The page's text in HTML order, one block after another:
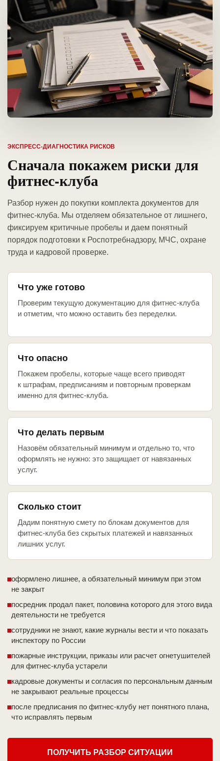
ЭКСПРЕСС-ДИАГНОСТИКА РИСКОВ
Сначала покажем риски для
фитнес-клуба
Разбор нужен до покупки комплекта документов для
фитнес-клуба. Мы отделяем обязательное от лишнего,
фиксируем критичные пробелы и даем понятный
порядок подготовки к Роспотребнадзору, МЧС, охране
труда и кадровой проверке.
Что уже готово
Проверим текущую документацию для фитнес-клуба
и отметим, что можно оставить без переделки.
Что опасно
Покажем пробелы, которые чаще всего приводят
к штрафам, предписаниям и повторным проверкам
именно для фитнес-клуба.
Что делать первым
Назовём обязательный минимум и отдельно то, что
оформлять не нужно: это защищает от навязанных
услуг.
Сколько стоит
Дадим понятную смету по блокам документов для
фитнес-клуба без скрытых платежей и навязанных
лишних услуг.
оформлено лишнее, а обязательный минимум при этом
не закрыт
посредник продал пакет, половина которого для этого вида
деятельности не требуется
сотрудники не знают, какие журналы вести и что показать
инспектору по России
пожарные инструкции, приказы или расчет огнетушителей
для фитнес-клуба устарели
кадровые документы и согласия по персональным данным
не закрывают реальные процессы
после предписания по фитнес-клубу нет понятного плана,
что исправлять первым
ПОЛУЧИТЬ РАЗБОР СИТУАЦИИ